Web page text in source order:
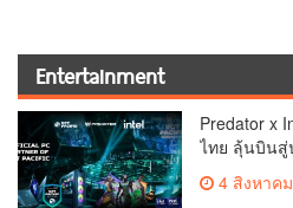
Entertainment
Predator x
ไทย ลุ้นบินสู่
Finals
x Intel ชวน
4 สิงหาค